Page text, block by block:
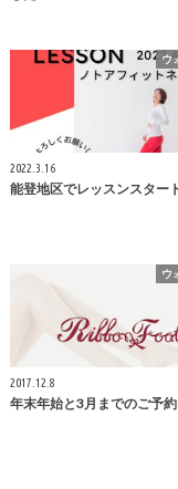
ウ
2022.3.16
能登地区でレッスンスター
ウ
2017.12.8
年末年始と3月までのご予